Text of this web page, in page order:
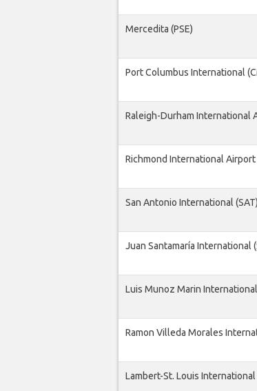
Mercedita (PSE)
Port Columbus International
Raleigh-Durham International
Richmond International Airport
San Antonio International (SAT)
Juan Santamaría International
Luis Munoz Marin International
Ramon Villeda Morales
Lambert-St. Louis International